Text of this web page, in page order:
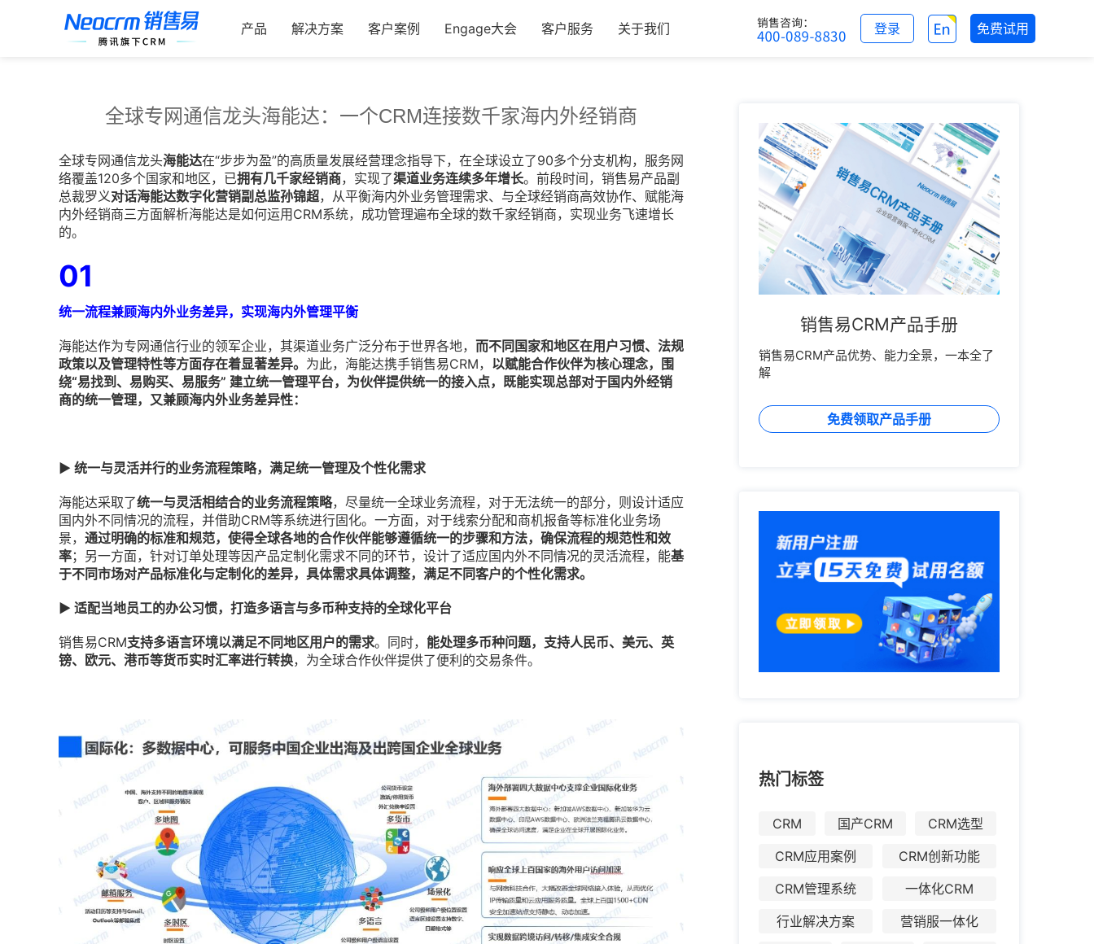
产品 解决方案 客户案例 Engage大会 客户服务 关于我们 免费试用
登录
全球专网通信龙头海能达：一个CRM连接数千家海内外经销商
全球专网通信龙头海能达在“步步为盈”的高质量发展经营理念指导下，在全球设立了90多个分支机构，服务网
络覆盖120多个国家和地区，已拥有几千家经销商，实现了渠道业务连续多年增长。前段时间，销售易产品副
总裁罗义对话海能达数字化营销副总监孙锦超，从平衡海内外业务管理需求、与全球经销商高效协作、赋能海
内外经销商三方面解析海能达是如何运用CRM系统，成功管理遍布全球的数千家经销商，实现业务飞速增长
的。
01
统一流程兼顾海内外业务差异，实现海内外管理平衡
海能达作为专网通信行业的领军企业，其渠道业务广泛分布于世界各地， 而不同国家和地区在用户习惯、法规
政策以及管理特性等方面存在着显著差异。 为此，海能达携手销售易CRM， 以赋能合作伙伴为核心理念，围
绕“易找到、易购买、易服务” 建立统一管理平台，为伙伴提供统一的接入点，既能实现总部对于国内外经销
商的统一管理，又兼顾海内外业务差异性：
▶ 统一与灵活并行的业务流程策略，满足统一管理及个性化需求
海能达采取了统一与灵活相结合的业务流程策略，尽量统一全球业务流程，对于无法统一的部分，则设计适应
国内外不同情况的流程，并借助CRM等系统进行固化。一方面，对于线索分配和商机报备等标准化业务场
景， 通过明确的标准和规范，使得全球各地的合作伙伴能够遵循统一的步骤和方法，确保流程的规范性和效
率；另一方面，针对订单处理等因产品定制化需求不同的环节，设计了适应国内外不同情况的灵活流程，能基
于不同市场对产品标准化与定制化的差异，具体需求具体调整，满足不同客户的个性化需求。
▶ 适配当地员工的办公习惯，打造多语言与多币种支持的全球化平台
销售易CRM支持多语言环境以满足不同地区用户的需求。同时， 能处理多币种问题，支持人民币、美元、英
镑、欧元、港币等货币实时汇率进行转换，为全球合作伙伴提供了便利的交易条件。
销售易CRM产品手册
销售易CRM产品优势、能力全景，一本全了
解
免费领取产品手册
热门标签
CRM 国产CRM
CRM选型
CRM应用案例
CRM创新功能
CRM管理系统
一体化CRM
行业解决方案
营销服一体化